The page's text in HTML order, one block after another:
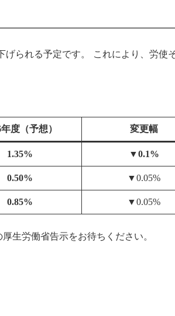
られる予定です。 これにより、労使
度（予想） 変更幅
1.35% ▼0.1%
0.50% ▼0.05%
0.85% ▼0.05%
生労働省告示をお待ちください。